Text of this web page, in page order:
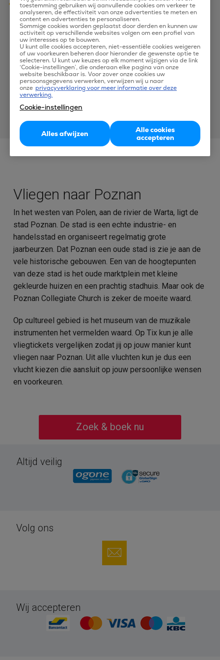
Uitstekende klantenservice, 24/7 bereikbaar
Korting op het boeken van je hotel
Vliegen naar Poznan
In het westen van Polen, aan de rivier de Warta, ligt de
stad Poznan. De stad is een echte industrie- en
handelsstad en organiseert regelmatig grote
jaarbeurzen. Dat Poznan een oude stad is zie je aan de
vele historische gebouwen. Een van de hoogtepunten
van deze stad is het oude marktplein met kleine
gekleurde huizen en een prachtig stadhuis. Maar ook de
Poznan Collegiate Church is zeker de moeite waard.
Op cultureel gebied is het museum van de muzikale
instrumenten het vermelden waard. Op Tix kun je alle
vliegtickets vergelijken zodat jij op jouw manier kunt
vliegen naar Poznan. Uit alle vluchten kun je dus een
vlucht kiezen die aansluit op jouw persoonlijke wensen
en voorkeuren.
Zoek & boek nu
Altijd veilig
Volg ons
Wij accepteren
toestemming gebruiken wij aanvullende cookies om verkeer te
analyseren, de effectiviteit van onze advertenties te meten en
content en advertenties te personaliseren.
Sommige cookies worden geplaatst door derden en kunnen uw
activiteit op verschillende websites volgen om een profiel van
uw interesses op te bouwen.
U kunt alle cookies accepteren, niet-essentiële cookies weigeren
of uw voorkeuren beheren door hieronder de gewenste optie te
selecteren. U kunt uw keuzes op elk moment wijzigen via de link
‘Cookie-instellingen’, die onderaan elke pagina van onze
website beschikbaar is. Voor zover onze cookies uw
persoonsgegevens verwerken, verwijzen wij u naar
onze privacyverklaring voor meer informatie over deze
verwerking.
Cookie-instellingen
Alles afwijzen
Alle cookies
accepteren